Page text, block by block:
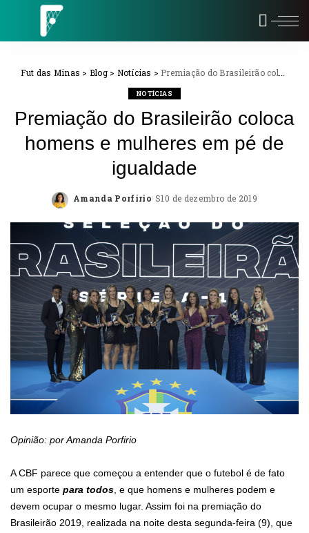
Fut das Minas > Blog> Notícias > Premiação do Brasileirão coloca homens e mulheres em pé de igualdade
NOTÍCIAS
Premiação do Brasileirão coloca
homens e mulheres em pé de
igualdade
Posted
Amanda Porfírio 10 de dezembro de 2019
Opinião: por Amanda Porfirio
A CBF parece que começou a entender que o futebol é de fato
um esporte para todos, e que homens e mulheres podem e
devem ocupar o mesmo lugar. Assim foi na premiação do
Brasileirão 2019, realizada na noite desta segunda-feira (9), que